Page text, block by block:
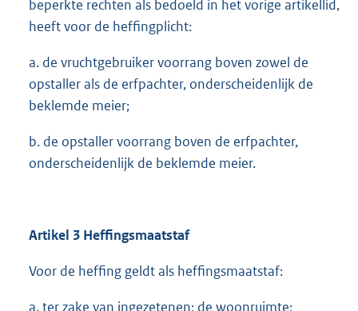
beperkte rechten als bedoeld in het vorige artikellid,
heeft voor de heffingplicht:
a. de vruchtgebruiker voorrang boven zowel de
opstaller als de erfpachter, onderscheidenlijk de
beklemde meier;
b. de opstaller voorrang boven de erfpachter,
onderscheidenlijk de beklemde meier.
Artikel 3 Heffingsmaatstaf
Voor de heffing geldt als heffingsmaatstaf:
a. ter zake van ingezetenen: de woonruimte;